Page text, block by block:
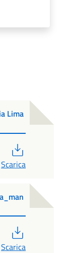
Lima
Scarica
Scarica